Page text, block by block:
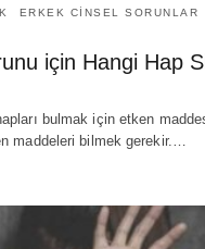
ERKEK CINSEL SORUNLAR
için Hangi Hap
bulmak için etken
maddeleri bilmek gerekir.…